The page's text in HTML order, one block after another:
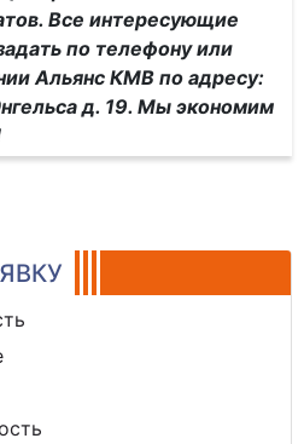
Все интересующие
по телефону или
Альянс КМВ по адресу:
д. 19. Мы экономим